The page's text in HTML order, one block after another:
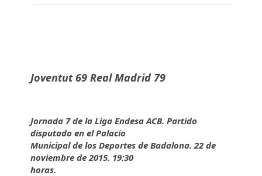
Joventut 69 Real Madrid 79
Jornada 7 de la Liga Endesa ACB. Partido
disputado en el Palacio
Municipal de los Deportes de Badalona. 22 de
noviembre de 2015. 19:30
horas.